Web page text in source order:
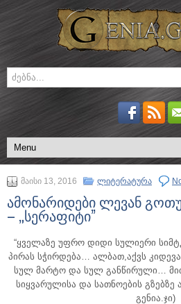
მაისი 13, 2016 ლიტერატურა
ამონარიდები ლევან
– „სერაფიტი”
“ყველაზე უფრო დიდი სულიერი
პირას სჭირდება… ალბათ,აქვს
სულ მარტო და სულ განწირული…
სიყვარულისა და სათნოების გზებზე
გენია.ჯი)